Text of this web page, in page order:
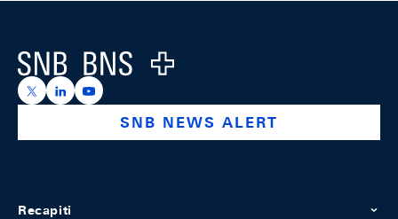
Logo
https://x.com/snb_bns
https://ch.linkedin.com/company/swiss-national-
https://www.youtube.com/@swissnationalbank
SNB NEWS ALERT
Recapiti